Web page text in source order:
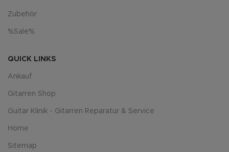
Zubehör
%Sale%
QUICK LINKS
Ankauf
Gitarren Shop
Guitar Klinik - Gitarren Reparatur & Service
Home
Sitemap